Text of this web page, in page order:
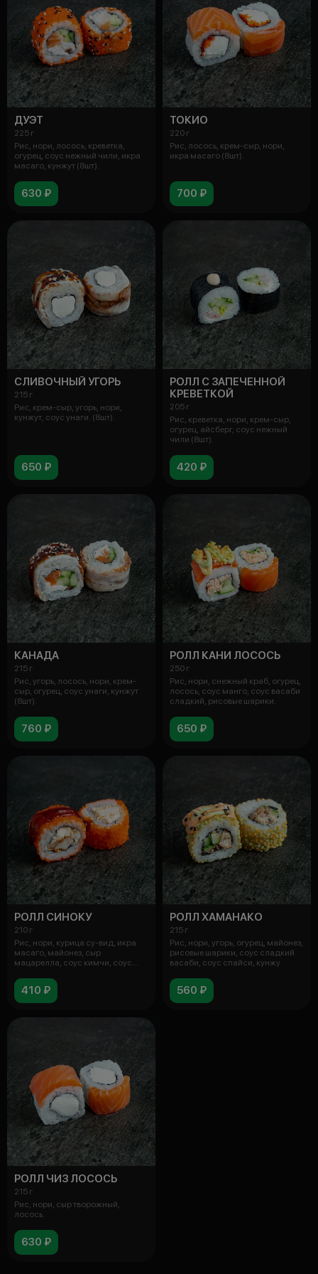
ДУЭТ
225 г
Рис, нори, лосось, креветка,
огурец, соус нежный чили, икра
масаго, кунжут (8шт).
630 ₽
ТОКИО
220 г
Рис, лосось, крем-сыр, нори,
икра масаго (8шт).
700 ₽
СЛИВОЧНЫЙ УГОРЬ
215 г
Рис, крем-сыр, угорь, нори,
кунжут, соус унаги. (8шт).
650 ₽
РОЛЛ С ЗАПЕЧЕННОЙ
КРЕВЕТКОЙ
205 г
Рис, креветка, нори, крем-сыр,
огурец, айсберг, соус нежный
чили (8шт).
420 ₽
КАНАДА
215 г
Рис, угорь, лосось, нори, крем-
сыр, огурец, соус унаги, кунжут
(8шт).
760 ₽
РОЛЛ КАНИ ЛОСОСЬ
250 г
Рис, нори, снежный краб, огурец,
лосось, соус манго, соус васаби
сладкий, рисовые шарики.
650 ₽
РОЛЛ СИНОКУ
210 г
Рис, нори, курица су-вид, икра
масаго, майонез, сыр
мацарелла, соус кимчи, соус
410 ₽
РОЛЛ ХАМАНАКО
215 г
Рис, нори, угорь, огурец, майонез,
рисовые шарики, соус сладкий
васаби, соус спайси, кунжу
560 ₽
РОЛЛ ЧИЗ ЛОСОСЬ
215 г
Рис, нори, сыр творожный,
лосось.
630 ₽